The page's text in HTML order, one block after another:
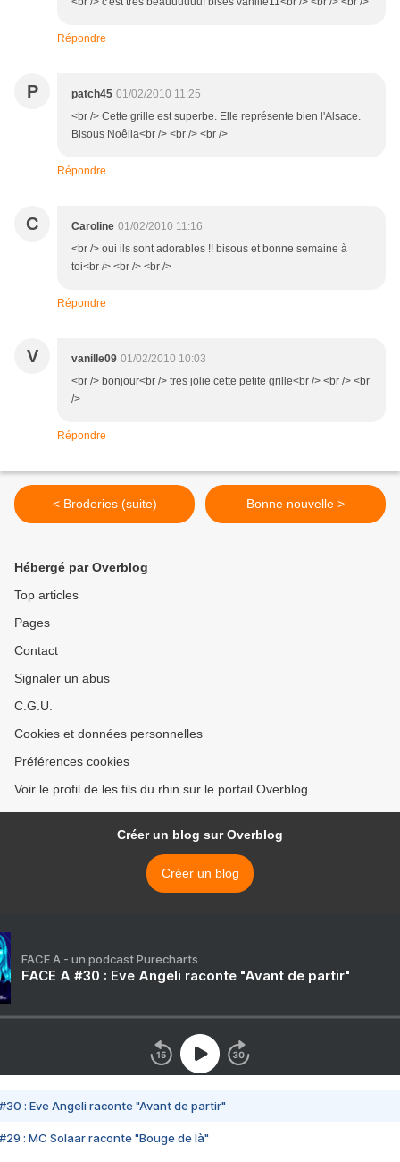
Répondre
P patch45 01/02/2010 11:25
<br /> Cette grille est superbe. Elle représente bien l'Alsace.
Bisous Noêlla<br /> <br /> <br />
Répondre
C Caroline 01/02/2010 11:16
<br /> oui ils sont adorables !! bisous et bonne semaine à
toi<br /> <br /> <br />
Répondre
V vanille09 01/02/2010 10:03
<br /> bonjour<br /> tres jolie cette petite grille<br /> <br /> <br
/>
Répondre
< Broderies (suite) Bonne nouvelle >
Hébergé par Overblog
Top articles
Pages
Contact
Signaler un abus
C.G.U.
Cookies et données personnelles
Préférences cookies
Voir le profil de les fils du rhin sur le portail Overblog
Créer un blog sur Overblog
Créer un blog
FACE A - un podcast Purecharts
FACE A #30 : Eve Angeli raconte "Avant de partir"
#30 : Eve Angeli raconte "Avant de partir"
#29 : MC Solaar raconte "Bouge de là"